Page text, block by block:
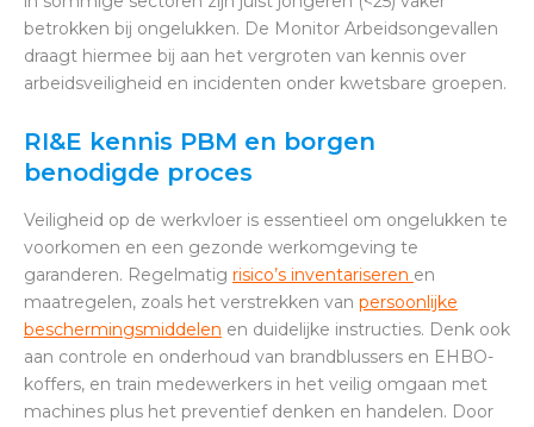
betrokken bij ongelukken. De Monitor Arbeidsongevallen
draagt hiermee bij aan het vergroten van kennis over
arbeidsveiligheid en incidenten onder kwetsbare groepen​.
RI&E kennis PBM en borgen
benodigde proces
Veiligheid op de werkvloer is essentieel om ongelukken te
voorkomen en een gezonde werkomgeving te
garanderen. Regelmatig risico’s inventariseren en
maatregelen, zoals het verstrekken van persoonlijke
beschermingsmiddelen en duidelijke instructies. Denk ook
aan controle en onderhoud van brandblussers en EHBO-
koffers, en train medewerkers in het veilig omgaan met
machines plus het preventief denken en handelen. Door